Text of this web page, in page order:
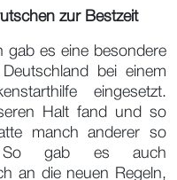
zur Bestzeit
gab es eine besondere
bei einem
eingesetzt.
Halt fand und so
manch anderer so
So gab es auch
an die neuen Regeln,